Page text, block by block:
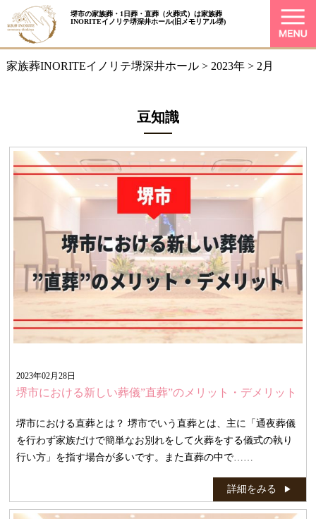
堺市の家族葬・1日葬・直葬（火葬式）は家族葬
INORITEイノリテ堺深井ホール(旧メモリアル堺)
家族葬INORITEイノリテ堺深井ホール> 2023年> 2月
豆知識
2023年02月28日
堺市における新しい葬儀”直葬”のメリット・デメリット
堺市における直葬とは？ 堺市でいう直葬とは、主に「通夜葬儀
を行わず家族だけで簡単なお別れをして火葬をする儀式の執り
行い方」を指す場合が多いです。また直葬の中で……
詳細をみる